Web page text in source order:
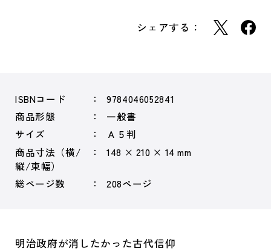
シェアする：
ISBNコード
9784046052841
商品形態
一般書
サイズ
Ａ５判
商品寸法（横/
縦/束幅）
148 × 210 × 14 mm
総ページ数 208ページ
明治政府が消したかった古代信仰